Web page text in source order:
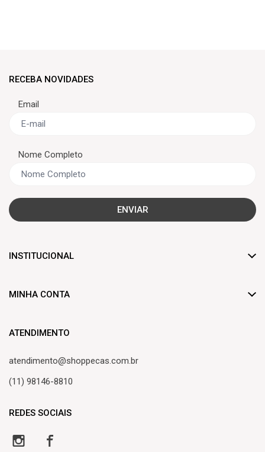
RECEBA NOVIDADES
Email
Nome Completo
ENVIAR
INSTITUCIONAL
Central de atendimento
MINHA CONTA
Meus Pedidos
Lista de Desejos
ATENDIMENTO
atendimento@shoppecas.com.br
(11) 98146-8810
REDES SOCIAIS